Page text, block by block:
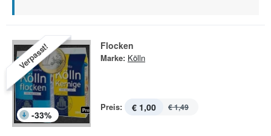
Verpasst!
-33%
Flocken
Marke: Kölln
Preis: € 1,00 € 1,49